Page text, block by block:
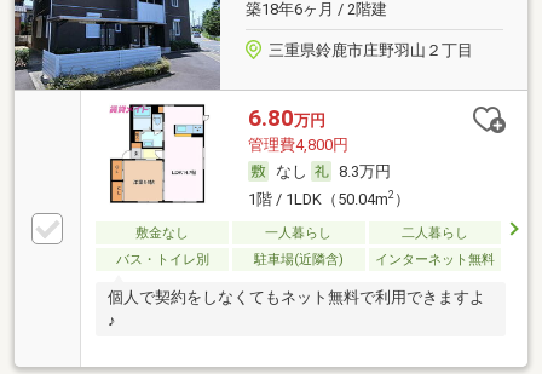
築18年6ヶ月 / 2階建
三重県鈴鹿市庄野羽山２丁目
6.80万円
管理費4,800円
なし
8.3万円
1階 / 1LDK（50.04m2）
敷金なし 一人暮らし
二人暮らし
バス・トイレ別
駐車場(近隣含) インターネット無料
個人で契約をしなくてもネット無料で利用できますよ
♪